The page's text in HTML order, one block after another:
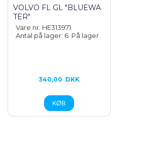
VOLVO FL GL "BLUEWA
TER"
Vare nr. HE313971
Antal på lager: 6 På lager
340,00 DKK